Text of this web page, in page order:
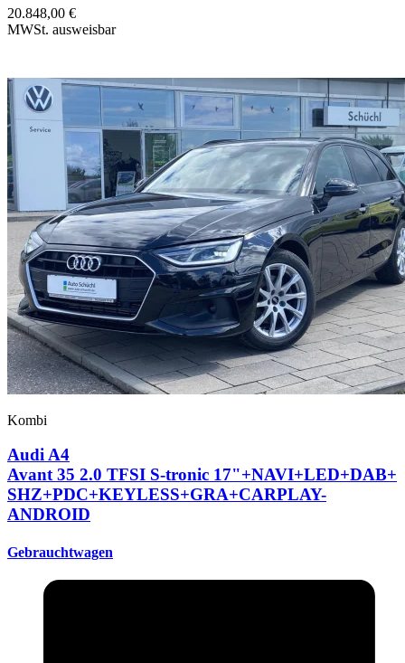
20.848,00 €
MWSt. ausweisbar
Kombi
Audi A4
Avant 35 2.0 TFSI S-tronic 17"+NAVI+LED+DAB+
SHZ+PDC+KEYLESS+GRA+CARPLAY-
ANDROID
Gebrauchtwagen